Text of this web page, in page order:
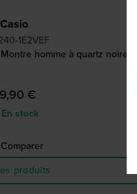
Casio
1E2VEF
homme à quartz noire
€
stock
Comparer
produits